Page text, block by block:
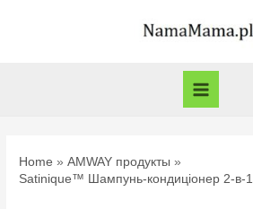
Main
Home
AMWAY продукты
Satinique™ Шампунь-кондиціонер 2-в-1